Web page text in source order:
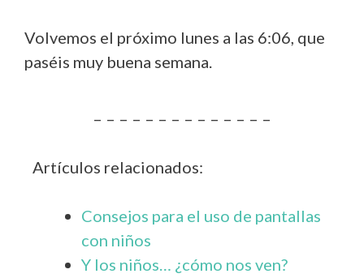
Volvemos el próximo lunes a las 6:06, que
paséis muy buena semana.
– – – – – – – – – – – – – –
Artículos relacionados:
Consejos para el uso de pantallas
con niños
Y los niños… ¿cómo nos ven?